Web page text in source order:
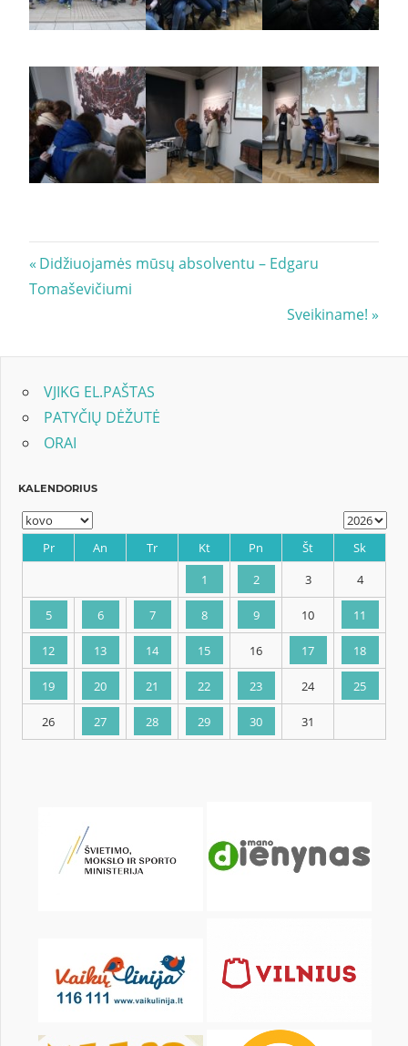
Navigacija
tarp
Previous
Post:
Didžiuojamės mūsų absolventu – Edgaru
Tomaševičiumi
Next
Sveikiname!
VJIKG EL.PAŠTAS
PATYČIŲ DĖŽUTĖ
ORAI
KALENDORIUS
Tr Kt